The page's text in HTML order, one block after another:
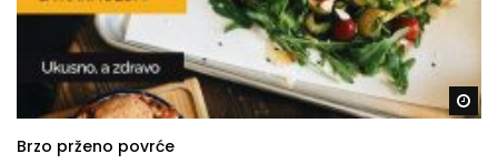
Brzo prženo povrće